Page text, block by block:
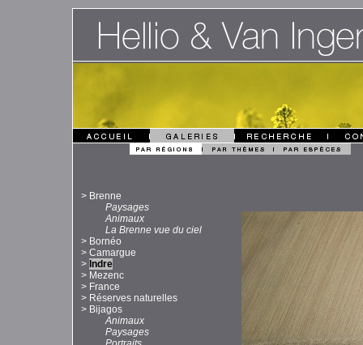
> Brenne
Paysages
Animaux
La Brenne vue du ciel
> Bornéo
> Camargue
> Indre
> Mezenc
> France
> Réserves naturelles
> Bijagos
Animaux
Paysages